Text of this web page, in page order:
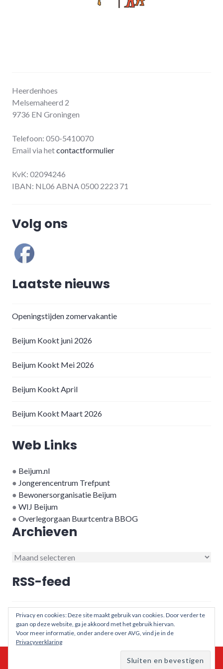
Heerdenhoes
Melsemaheerd 2
9736 EN Groningen
Telefoon: 050-5410070
Email via hetcontactformulier
KvK: 02094246
IBAN: NL06 ABNA 0500 2223 71
Volg ons
Laatste nieuws
Openingstijden zomervakantie
Beijum Kookt juni 2026
Beijum Kookt Mei 2026
Beijum Kookt April
Beijum Kookt Maart 2026
Web Links
● Beijum.nl
● Jongerencentrum Trefpunt
● Bewonersorganisatie Beijum
● WIJ Beijum
● Overlegorgaan Buurtcentra BBOG
Archieven
Archieven
RSS-feed
RSS - berichten
Privacy en cookies: Deze site maakt gebruik van cookies. Door verder te
gaan op deze website, ga je akkoord met het gebruik hiervan.
Voor meer informatie, onder andere over AVG, vind je in de
Privacyverklaring